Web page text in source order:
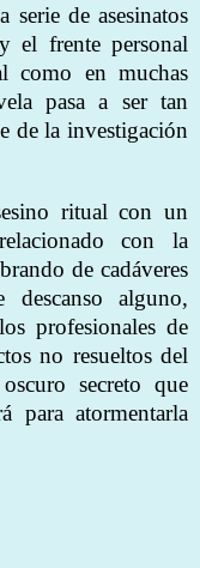
serie de asesinatos
el frente personal
como en muchas
pasa a ser tan
de la investigación
ritual con un
con la
de cadáveres
alguno,
profesionales de
no resueltos del
secreto que
para atormentarla